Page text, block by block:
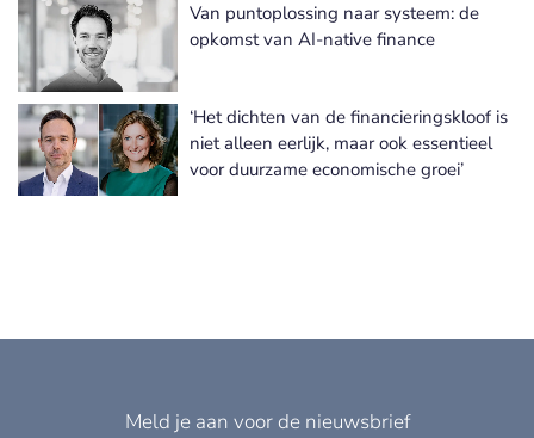
Van puntoplossing naar systeem: de
opkomst van AI-native finance
‘Het dichten van de financieringskloof is
niet alleen eerlijk, maar ook essentieel
voor duurzame economische groei’
Meld je aan voor de nieuwsbrief